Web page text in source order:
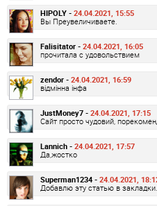
HIPOLY - 24.04.2021, 15:55
Вы Преувеличиваете.
Falisitator - 24.04.2021, 16:05
прочитала с удовольствием
zendor - 24.04.2021, 16:59
відмінна інфа
JustMoney7 - 24.04.2021, 17:15
Сайт просто чудовий,
Lannich - 24.04.2021, 17:57
Да,жостко
Superman1234 - 24.04.2021,
Добавлю эту статью в закладки.